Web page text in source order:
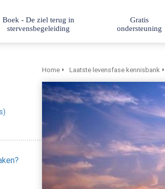
Boek - De ziel terug in
stervensbegeleiding
Gratis
ondersteuning
Home Laatste levensfase kennisbank